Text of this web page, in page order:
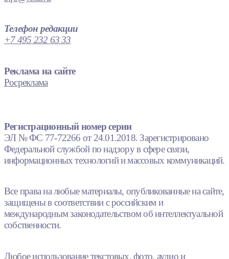
Телефон редакции
+7 495 232 63 33
Реклама на сайте
Росреклама
Регистрационный номер серии
ЭЛ № ФС 77-72266 от 24.01.2018. Зарегистрировано
Федеральной службой по надзору в сфере связи,
информационных технологий и массовых коммуникаций.
Все права на любые материалы, опубликованные на сайте,
защищены в соответствии с российским и
международным законодательством об интеллектуальной
собственности.
Любое использование текстовых, фото, аудио и